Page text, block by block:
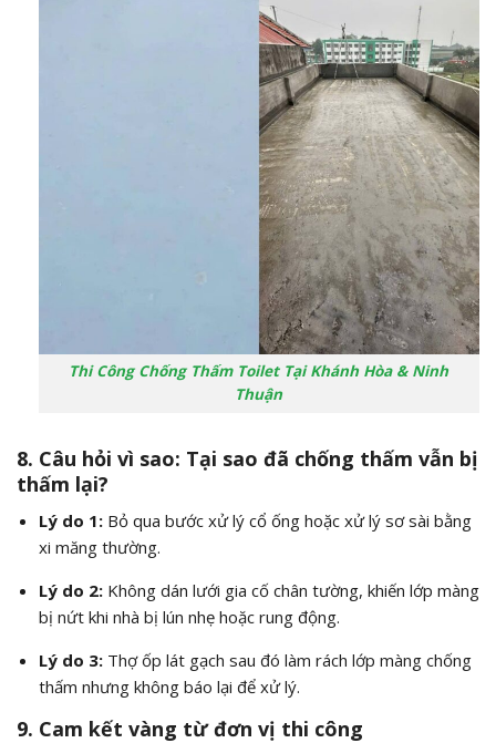
Thi Công Chống Thấm Toilet Tại Khánh Hòa & Ninh
Thuận
8. Câu hỏi vì sao: Tại sao đã chống thấm vẫn bị
thấm lại?
Lý do 1:Bỏ qua bước xử lý cổ ống hoặc xử lý sơ sài bằng
xi măng thường.
Lý do 2:Không dán lưới gia cố chân tường, khiến lớp màng
bị nứt khi nhà bị lún nhẹ hoặc rung động.
Lý do 3:Thợ ốp lát gạch sau đó làm rách lớp màng chống
thấm nhưng không báo lại để xử lý.
9. Cam kết vàng từ đơn vị thi công